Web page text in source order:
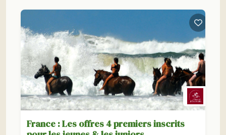
France : Les offres 4 premiers inscrits